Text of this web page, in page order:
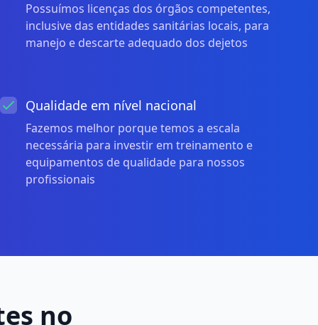
Possuímos licenças dos órgãos competentes,
inclusive das entidades sanitárias locais, para
manejo e descarte adequado dos dejetos
Qualidade em nível nacional
Fazemos melhor porque temos a escala
necessária para investir em treinamento e
equipamentos de qualidade para nossos
profissionais
no